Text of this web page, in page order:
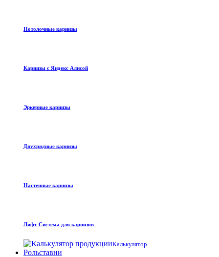
Потолочные карнизы
Карнизы с Яндекс Алисой
Эркерные карнизы
Двухрядные карнизы
Настенные карнизы
Лифт-Система для карнизов
Калькулятор
Рольставни